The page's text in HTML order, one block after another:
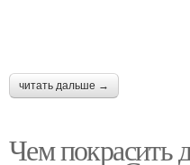
читать дальше →
Чем покрасить